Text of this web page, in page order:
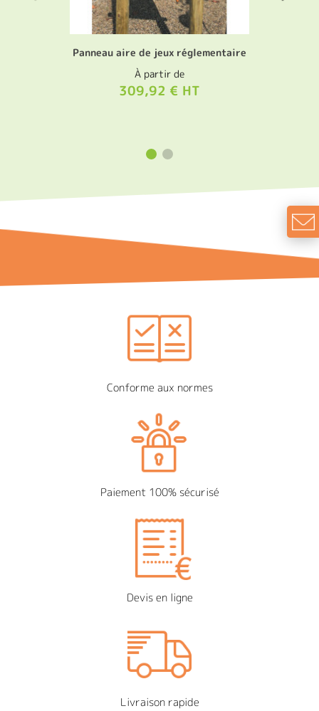
Panneau aire de jeux réglementaire
À partir de
309,92 € HT
Conforme aux normes
Paiement 100% sécurisé
Devis en ligne
Livraison rapide